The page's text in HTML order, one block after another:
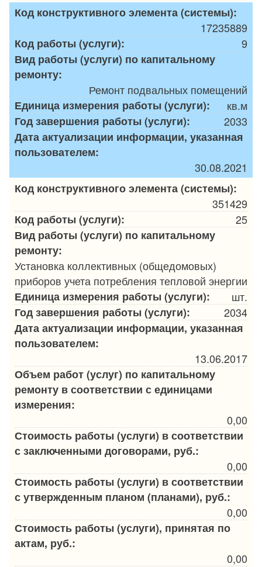
Код конструктивного элемента (системы):
17235889
Код работы (услуги):
9
Вид работы (услуги) по капитальному
ремонту:
Ремонт подвальных помещений
Единица измерения работы (услуги):
кв.м
Год завершения работы (услуги):
2033
Дата актуализации информации, указанная
пользователем:
30.08.2021
Код конструктивного элемента (системы):
351429
Код работы (услуги):
25
Вид работы (услуги) по капитальному
ремонту:
Установка коллективных (общедомовых)
приборов учета потребления тепловой энергии
Единица измерения работы (услуги):
шт.
Год завершения работы (услуги):
2034
Дата актуализации информации, указанная
пользователем:
13.06.2017
Объем работ (услуг) по капитальному
ремонту в соответствии с единицами
измерения:
0,00
Стоимость работы (услуги) в соответствии
с заключенными договорами, руб.:
0,00
Стоимость работы (услуги) в соответствии
с утвержденным планом (планами), руб.:
0,00
Стоимость работы (услуги), принятая по
актам, руб.:
0,00